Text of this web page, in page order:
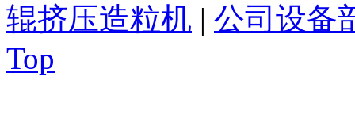
辊挤压造粒机 | 公司设备
Top